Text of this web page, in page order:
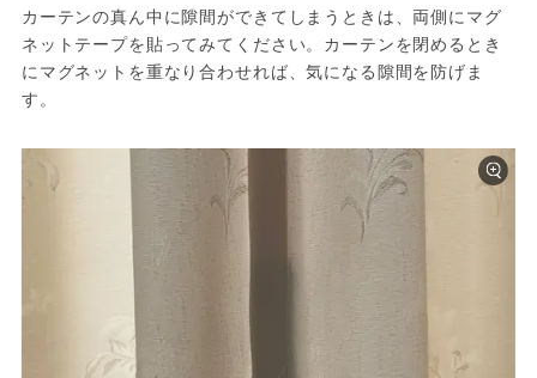
カーテンの真ん中に隙間ができてしまうときは、両側にマグ
ネットテープを貼ってみてください。カーテンを閉めるとき
にマグネットを重なり合わせれば、気になる隙間を防げま
す。